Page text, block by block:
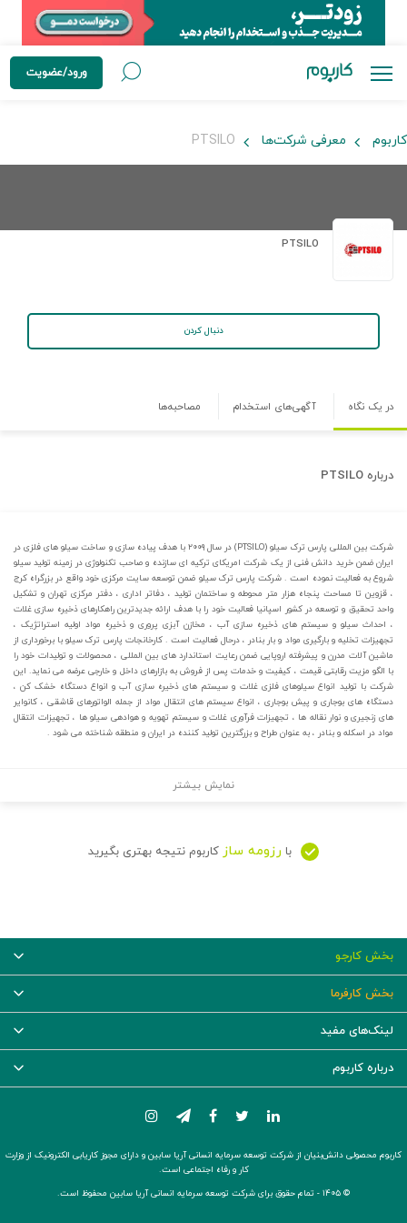
ورود/عضویت
کاربوم معرفی شرکت‌ها
PTSILO
دنبال کردن
در یک نگاه آگهی‌های استخدام مصاحبه‌ها
درباره PTSILO
شرکت بین المللی پارس ترک سیلو (PTSILO) در سال ۲۰۰۹ با هدف پیاده سازی و ساخت سیلو های فلزی در
ایران ضمن خرید دانش فنی از یک شرکت امریکای ترکیه ای سازنده و صاحب تکنولوژی در زمینه تولید سیلو
شروع به فعالیت نموده است . شرکت پارس ترک سیلو ضمن توسعه سایت مرکزی خود واقع در بزرگراه کرج
، قزوین تا مساحت پنجاه هزار متر محوطه و ساختمان تولید ، دفاتر اداری ، دفتر مرکزی تهران و تشکیل
واحد تحقیق و توسعه در کشور اسپانیا فعالیت خود را با هدف ارائه جدیدترین راهکارهای ذخیره سازی غلات
، احداث سیلو و سیستم های ذخیره سازی آب ، مخازن آبزی پروری و ذخیره مواد اولیه استراتژیک ،
تجهیزات تخلیه و بارگیری مواد و بار بنادر ، درحال فعالیت است . کارخانجات پارس ترک سیلو با برخورداری از
ماشین آلات مدرن و پیشرفته اروپایی ضمن رعایت استاندارد های بین المللی ، محصولات و تولیدات خود را
با الگو مزیت رقابتی قیمت ، کیفیت و خدمات پس از فروش به بازارهای داخل و خارجی عرضه می نماید. این
شرکت با تولید انواع سیلوهای فلزی غلات و سیستم های ذخیره سازی آب و انواع دستگاه خشک کن ،
دستگاه های بوجاری و پیش بوجاری ، انواع سیستم های انتقال مواد از جمله الواتورهای قاشقی ، کانوایر
های زنجیری و نوار نقاله ها ، تجهیزات فرآوری غلات و سیستم تهویه و هوادهی سیلو ها ، تجهیزات انتقال
مواد در اسکله و بنادر ، به عنوان طراح و بزرگترین تولید کننده در ایران و منطقه شناخته می شود .
نمایش بیشتر
با رزومه ساز کاربوم نتیجه بهتری بگیرید
بخش کارجو
بخش کارفرما
لینک‌های مفید
درباره کاربوم
کاربوم محصولی دانش‌بنیان از شرکت توسعه سرمایه انسانی آریا سابین و دارای مجوز کاریابی الکترونیک از وزارت
کار و رفاه اجتماعی است.
© ۱۴۰۵ -
تمام حقوق برای شرکت توسعه سرمایه انسانی آریا سابین محفوظ است.